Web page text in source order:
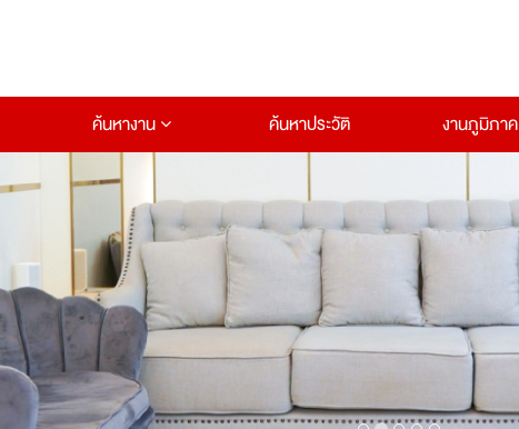
ค้นหางาน ค้นหาประวัติ งานภูมิภาค